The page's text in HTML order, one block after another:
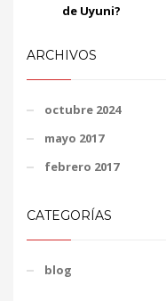
de Uyuni?
ARCHIVOS
octubre 2024
mayo 2017
febrero 2017
CATEGORÍAS
blog